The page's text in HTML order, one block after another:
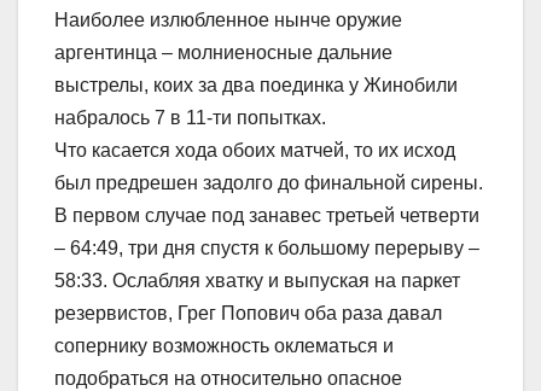
Наиболее излюбленное нынче оружие
аргентинца – молниеносные дальние
выстрелы, коих за два поединка у Жинобили
набралось 7 в 11-ти попытках.
Что касается хода обоих матчей, то их исход
был предрешен задолго до финальной сирены.
В первом случае под занавес третьей четверти
– 64:49, три дня спустя к большому перерыву –
58:33. Ослабляя хватку и выпуская на паркет
резервистов, Грег Попович оба раза давал
сопернику возможность оклематься и
подобраться на относительно опасное